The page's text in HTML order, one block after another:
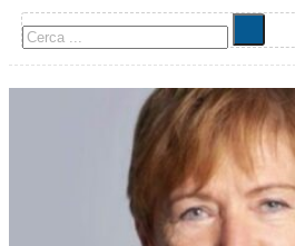
Cerca